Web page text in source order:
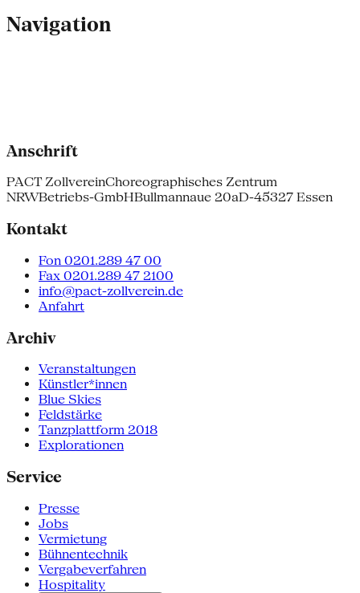
Navigation
Anschrift
PACT ZollvereinChoreographisches Zentrum
NRWBetriebs-GmbHBullmannaue 20aD-45327 Essen
Kontakt
Fon 0201.289 47 00
Fax 0201.289 47 2100
info@pact-zollverein.de
Anfahrt
Archiv
Veranstaltungen
Künstler*innen
Blue Skies
Feldstärke
Tanzplattform 2018
Explorationen
Service
Presse
Jobs
Vermietung
Bühnentechnik
Vergabeverfahren
Hospitality